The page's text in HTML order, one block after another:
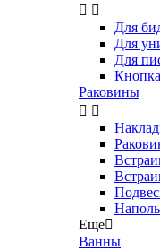
 
Для
Для
Для
Раковины
 
Еще
Ванны